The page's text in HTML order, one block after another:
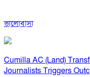
ভালোবাসা
Cumilla AC (Land)
Journalists Triggers